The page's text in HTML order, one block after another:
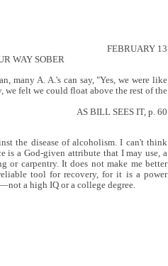
FEBRUARY 13
WAY SOBER
many A. A.'s can say, "Yes, we were like
felt we could float above the rest of the
AS BILL SEES IT, p. 60
the disease of alcoholism. I can't think
is a God-given attribute that I may use, a
carpentry. It does not make me better
tool for recovery, for it is a power
a high IQ or a college degree.